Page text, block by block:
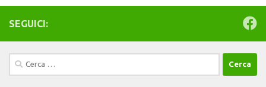
SEGUICI:
Ricerca
per: